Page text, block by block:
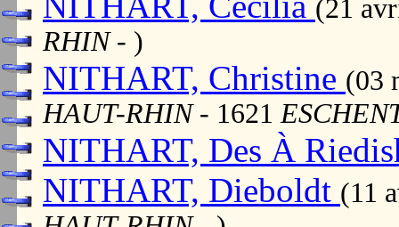
(21
RHIN- )
NITHART, Christine (03
HAUT-RHIN- 1621
NITHART, Des À
NITHART, Dieboldt (11